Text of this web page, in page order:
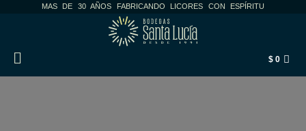
MAS DE 30 AÑOS FABRICANDO LICORES CON ESPÍRITU
$ 0